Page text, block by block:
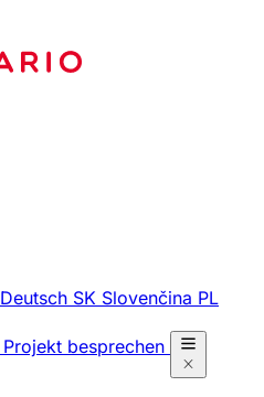
Deutsch SK Slovenčina PL
Projekt besprechen